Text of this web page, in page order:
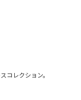
コレクション。